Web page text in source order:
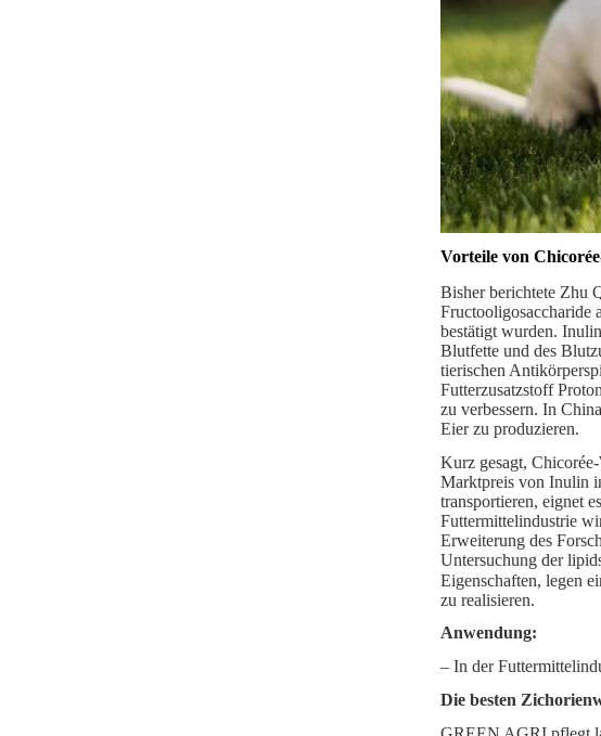
Vorteile von
Bisher berichtete Zhu
Fructooligosaccharide
bestätigt wurden.
Blutfette und des
tierischen
Futterzusatzstoff
zu verbessern. In
Eier zu produzieren.
Kurz gesagt,
Marktpreis von Inulin
transportieren, eignet
Futtermittelindustrie
Erweiterung des
Untersuchung der
Eigenschaften, legen
zu realisieren.
Anwendung:
– In der
Die besten